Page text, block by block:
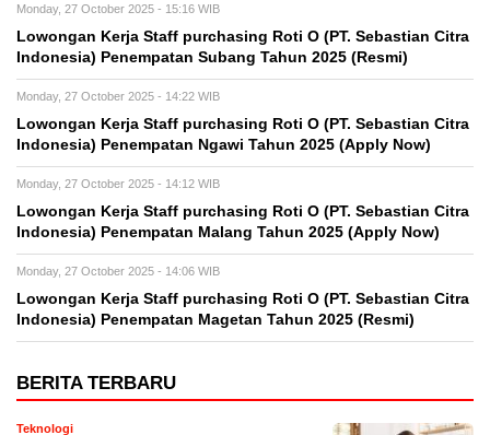
Monday, 27 October 2025 - 15:16 WIB
Lowongan Kerja Staff purchasing Roti O (PT. Sebastian Citra
Indonesia) Penempatan Subang Tahun 2025 (Resmi)
Monday, 27 October 2025 - 14:22 WIB
Lowongan Kerja Staff purchasing Roti O (PT. Sebastian Citra
Indonesia) Penempatan Ngawi Tahun 2025 (Apply Now)
Monday, 27 October 2025 - 14:12 WIB
Lowongan Kerja Staff purchasing Roti O (PT. Sebastian Citra
Indonesia) Penempatan Malang Tahun 2025 (Apply Now)
Monday, 27 October 2025 - 14:06 WIB
Lowongan Kerja Staff purchasing Roti O (PT. Sebastian Citra
Indonesia) Penempatan Magetan Tahun 2025 (Resmi)
BERITA TERBARU
Teknologi